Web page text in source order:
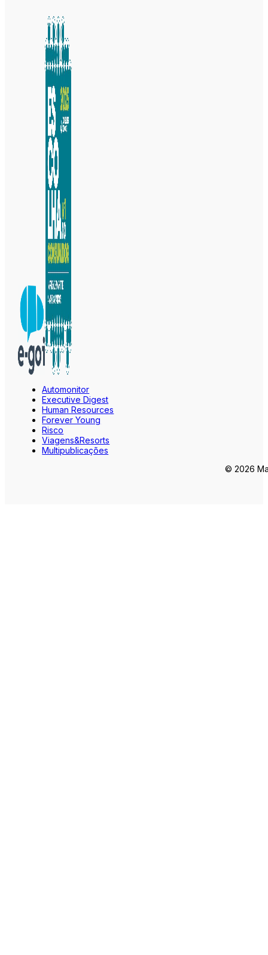
Automonitor
Executive Digest
Human Resources
Forever Young
Risco
Viagens&Resorts
Multipublicações
© 2026